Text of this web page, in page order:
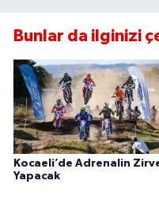
Bunlar da ilginizi
Kocaeli’de Adrenalin
Yapacak